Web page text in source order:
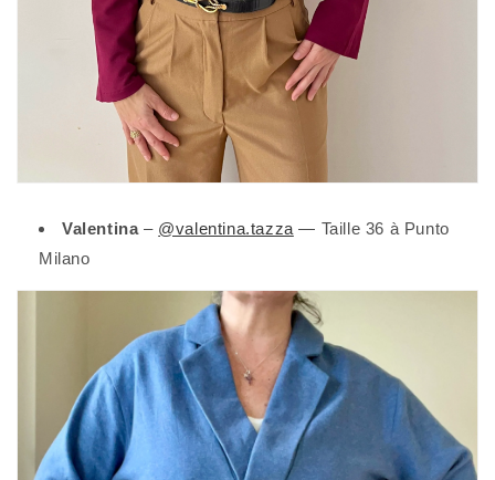
Valentina– @valentina.tazza — Taille 36 à Punto
Milano